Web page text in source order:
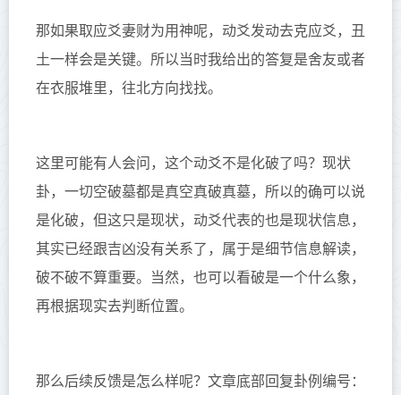
那如果取应爻妻财为用神呢，动爻发动去克应爻，丑
土一样会是关键。所以当时我给出的答复是舍友或者
在衣服堆里，往北方向找找。
这里可能有人会问，这个动爻不是化破了吗？ 现状
卦，一切空破墓都是真空真破真墓，所以的确可以说
是化破，但这只是现状，动爻代表的也是现状信息，
其实已经跟吉凶没有关系了，属于是细节信息解读，
破不破不算重要。当然，也可以看破是一个什么象，
再根据现实去判断位置。
那么后续反馈是怎么样呢？文章底部回复卦例编号：